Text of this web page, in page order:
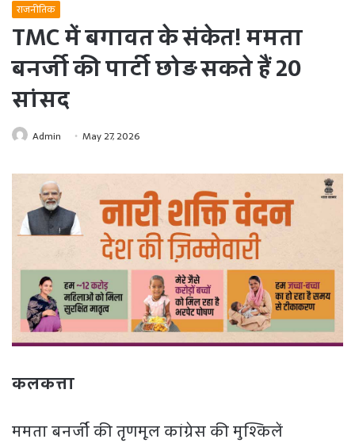
राजनीतिक
TMC में बगावत के संकेत! ममता
बनर्जी की पार्टी छोड़ सकते हैं 20
सांसद
Admin May 27, 2026
कलकत्ता
ममता बनर्जी की तृणमूल कांग्रेस की मुश्किलें